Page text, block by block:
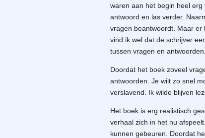
waren aan het begin heel
antwoord en las verder.
vragen beantwoordt. Maar er
vind ik wel dat de schrijver
tussen vragen en antwoorden.
Doordat het boek zoveel
antwoorden. Je wilt zo snel
verslavend. Ik wilde blijven
Het boek is erg realistisch
verhaal zich in het nu
kunnen gebeuren. Doordat